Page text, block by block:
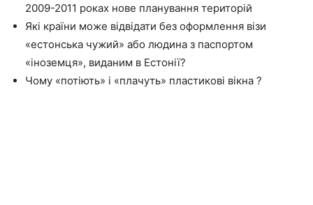
2009-2011 роках нове планування територій
Які країни може відвідати без оформлення візи
«естонська чужий» або людина з паспортом
«іноземця», виданим в Естонії?
Чому «потіють» і «плачуть» пластикові вікна ?